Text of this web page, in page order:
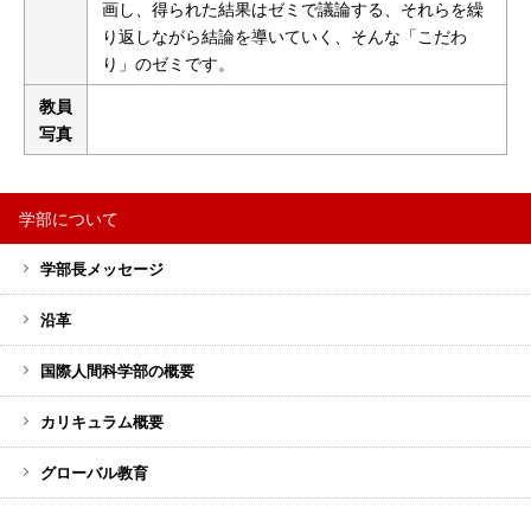
画し、得られた結果はゼミで議論する、それらを繰
り返しながら結論を導いていく、そんな「こだわ
り」のゼミです。
教員
写真
ド
バ
ー
メ
ニ
学部について
学部長メッセージ
沿革
国際人間科学部の概要
カリキュラム概要
グローバル教育